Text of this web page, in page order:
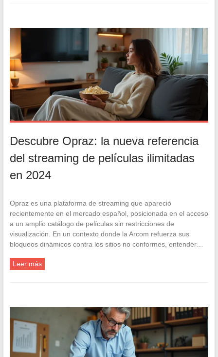
Descubre Opraz: la nueva referencia
del streaming de películas ilimitadas
en 2024
Opraz es una plataforma de streaming que apareció
recientemente en el mercado español, posicionada en el acceso
a un amplio catálogo de películas sin restricciones de
visualización. En un contexto donde la Arcom refuerza sus
bloqueos dinámicos contra los sitios no conformes, entender…
Leer más